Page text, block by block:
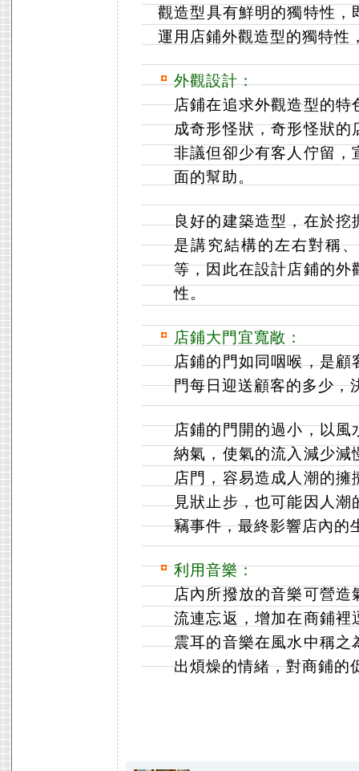
觀造型具有鮮明的獨特性
運用店鋪外觀造型的獨特性
外觀設計：
店鋪在追求外觀造型的特
成奇形怪狀，奇形怪狀的
非議但卻少有客人佇留，
面的幫助。
良好的建築造型，在於挖
是講究結構的左右對稱
等，因此在設計店鋪的外
性。
店鋪大門宜寬敞：
店鋪的門如同咽喉，是顧
門每日迎送顧客的多少，
店鋪的門開的過小，以風
納氣，使氣的流入減少減
店門，容易造成人潮的
見狀止步，也可能因人潮
竊事件，最終影響店內的
利用音樂：
店內所撥放的音樂可營
流連忘返，增加在商鋪裡
震耳的音樂在風水中稱之
出煩燥的情緒，對商鋪的